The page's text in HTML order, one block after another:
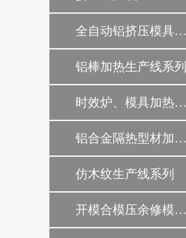
全自动铝挤压模具碱洗及废液综合回收利用系统
铝棒加热生产线系列
时效炉、模具加热炉系列
铝合金隔热型材加工生产
仿木纹生产线系列
开模合模压余修模设备